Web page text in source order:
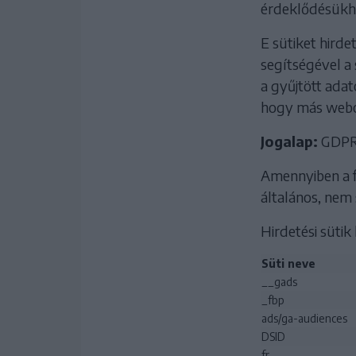
E sütiket
segítségével
a gyűjtött
hogy más
Jogalap:
Amennyiben a
általános,
Hirdetési sütik
Süti neve
__gads
_fbp
ads/ga-audiences
DSID